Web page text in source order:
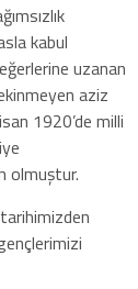
kabul
uzanan
aziz
1920’de milli
olmuştur.